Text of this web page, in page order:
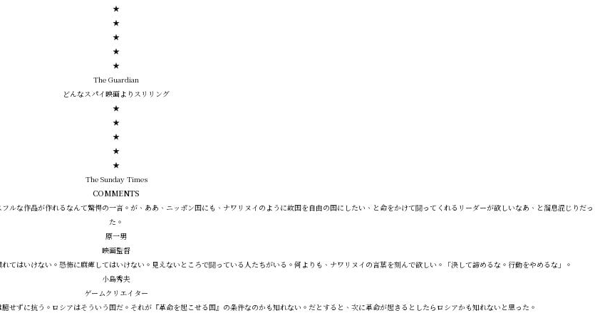
★
★
★
★
★
The Guardian
どんなスパイ映画よりスリリング
★
★
★
★
★
The Sunday Times
COMMENTS
な作品が作れるなんて驚愕の一言。が、ああ、ニッポン国にも、ナワリヌイのように故国を自由の国にしたい、と命をかけて闘ってくれるリーダーが欲しいなあ、と溜息混じりだっ
た。
原一男
映画監督
はいけない。恐怖に麻痺してはいけない。見えないところで闘っている人たちがいる。何よりも、ナワリヌイの言葉を刻んで欲しい。「決して諦めるな。行動をやめるな」。
小島秀夫
ゲームクリエイター
ずに抗う。ロシアはそういう国だ。それが『革命を起こせる国』の条件なのかも知れない。だとすると、次に革命が起きるとしたらロシアかも知れないと思った。